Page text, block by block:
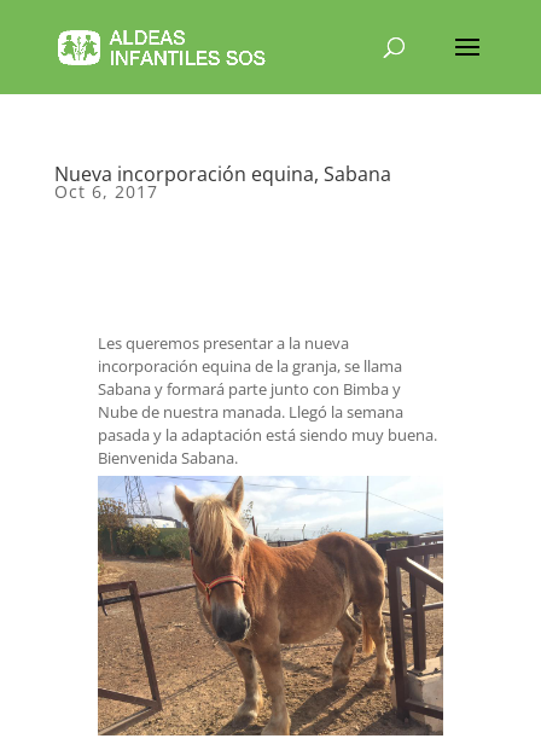
Nueva incorporación equina, Sabana
Oct 6, 2017
Les queremos presentar a la nueva
incorporación equina de la granja, se llama
Sabana y formará parte junto con Bimba y
Nube de nuestra manada. Llegó la semana
pasada y la adaptación está siendo muy buena.
Bienvenida Sabana.